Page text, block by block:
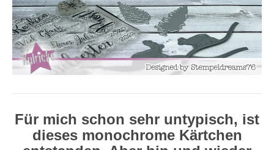
Für mich schon sehr untypisch, ist
dieses monochrome Kärtchen